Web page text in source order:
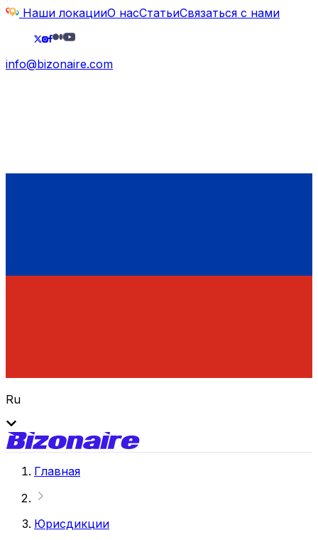
Наши локацииО насСтатьиСвязаться с нами
info@bizonaire.com
Ru
Главная
Юрисдикции